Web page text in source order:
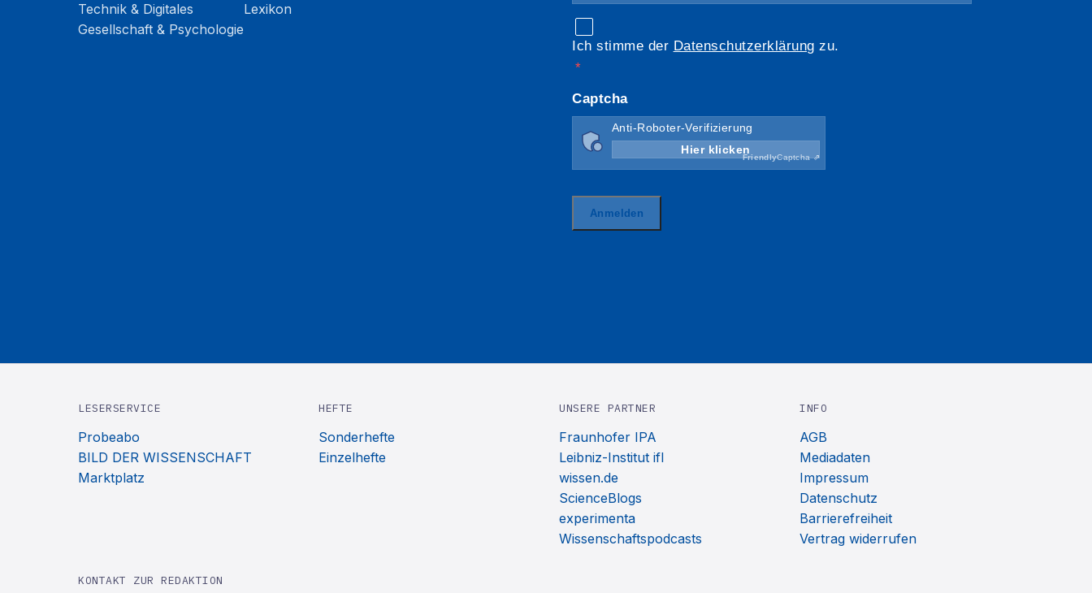
Technik & Digitales
Gesellschaft & Psychologie
Lexikon
LESERSERVICE
Probeabo
BILD DER WISSENSCHAFT
Marktplatz
HEFTE
Sonderhefte
Einzelhefte
UNSERE PARTNER
Fraunhofer IPA
Leibniz-Institut ifl
wissen.de
ScienceBlogs
experimenta
Wissenschaftspodcasts
INFO
AGB
Mediadaten
Impressum
Datenschutz
Barrierefreiheit
Vertrag widerrufen
KONTAKT ZUR REDAKTION